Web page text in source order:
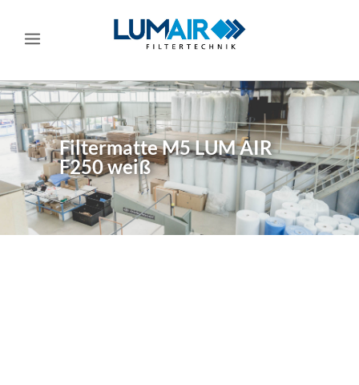
Filtermatte M5 LUM AIR
F250 weiß